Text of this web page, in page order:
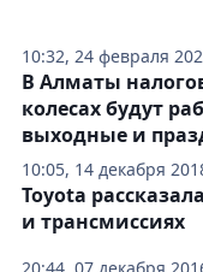
10:32, 24 февраля
10:05, 14 декабря
В Алматы
колесах будут
выходные и
Toyota
и трансмиссиях